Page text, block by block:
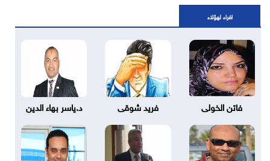
اقراء لهؤلاء
فاتن الخولى فريد شوقى د.ياسر بهاء الدين